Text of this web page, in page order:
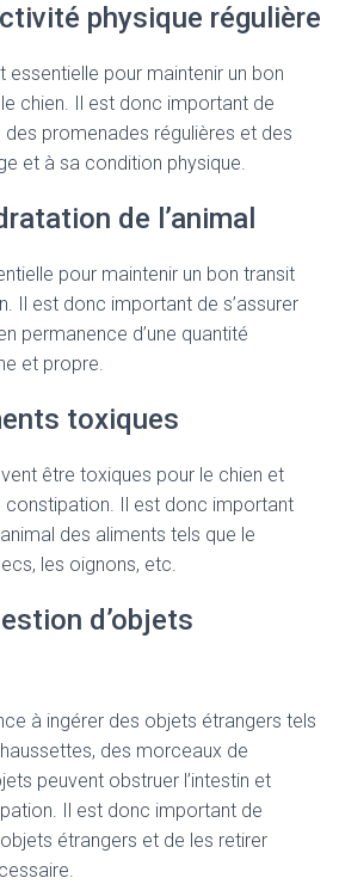
physique régulière
essentielle pour maintenir un bon
chien. Il est donc important de
des promenades régulières et des
et à sa condition physique.
de l’animal
pour maintenir un bon transit
Il est donc important de s’assurer
permanence d’une quantité
et propre.
toxiques
être toxiques pour le chien et
constipation. Il est donc important
des aliments tels que le
les oignons, etc.
d’objets
à ingérer des objets étrangers tels
des morceaux de
peuvent obstruer l’intestin et
Il est donc important de
étrangers et de les retirer